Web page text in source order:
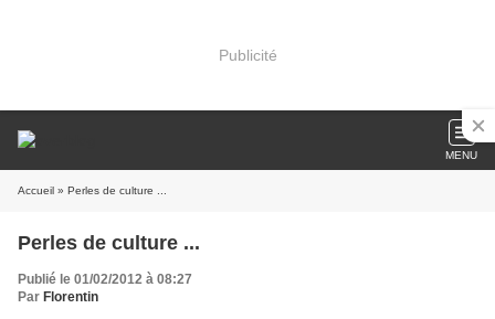
Publicité
MENU
Accueil » Perles de culture ...
Perles de culture ...
Publié le 01/02/2012 à 08:27
Par Florentin